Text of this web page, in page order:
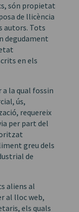
són propietat
de llicència
autors. Tots
degudament
en els
la qual fossin
ús,
requereix
per part del
greu dels
de
aliens al
al lloc web,
els quals